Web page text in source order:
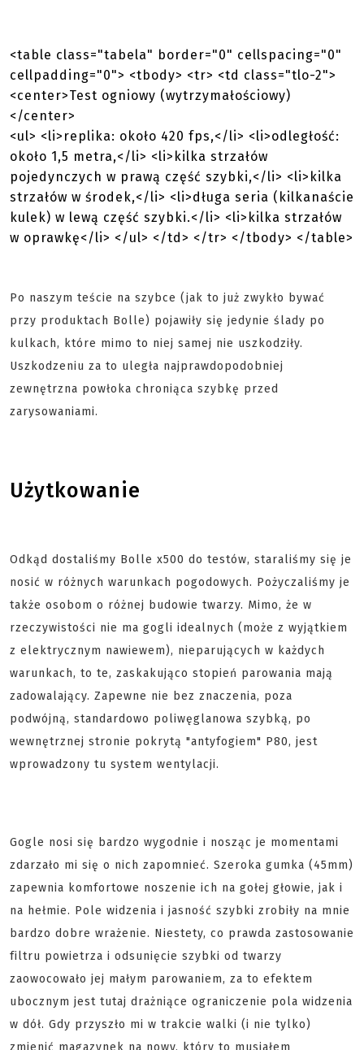
<table class="tabela" border="0" cellspacing="0"
cellpadding="0"> <tbody> <tr> <td class="tlo-2">
<center>Test ogniowy (wytrzymałościowy)
</center>
<ul> <li>replika: około 420 fps,</li> <li>odległość:
około 1,5 metra,</li> <li>kilka strzałów
pojedynczych w prawą część szybki,</li> <li>kilka
strzałów w środek,</li> <li>długa seria (kilkanaście
kulek) w lewą część szybki.</li> <li>kilka strzałów
w oprawkę</li> </ul> </td> </tr> </tbody> </table>
Po naszym teście na szybce (jak to już zwykło bywać
przy produktach Bolle) pojawiły się jedynie ślady po
kulkach, które mimo to niej samej nie uszkodziły.
Uszkodzeniu za to uległa najprawdopodobniej
zewnętrzna powłoka chroniąca szybkę przed
zarysowaniami.
Użytkowanie
Odkąd dostaliśmy Bolle x500 do testów, staraliśmy się je
nosić w różnych warunkach pogodowych. Pożyczaliśmy je
także osobom o różnej budowie twarzy. Mimo, że w
rzeczywistości nie ma gogli idealnych (może z wyjątkiem
z elektrycznym nawiewem), nieparujących w każdych
warunkach, to te, zaskakująco stopień parowania mają
zadowalający. Zapewne nie bez znaczenia, poza
podwójną, standardowo poliwęglanowa szybką, po
wewnętrznej stronie pokrytą "antyfogiem" P80, jest
wprowadzony tu system wentylacji.
Gogle nosi się bardzo wygodnie i nosząc je momentami
zdarzało mi się o nich zapomnieć. Szeroka gumka (45mm)
zapewnia komfortowe noszenie ich na gołej głowie, jak i
na hełmie. Pole widzenia i jasność szybki zrobiły na mnie
bardzo dobre wrażenie. Niestety, co prawda zastosowanie
filtru powietrza i odsunięcie szybki od twarzy
zaowocowało jej małym parowaniem, za to efektem
ubocznym jest tutaj drażniące ograniczenie pola widzenia
w dół. Gdy przyszło mi w trakcie walki (i nie tylko)
zmienić magazynek na nowy, który to musiałem